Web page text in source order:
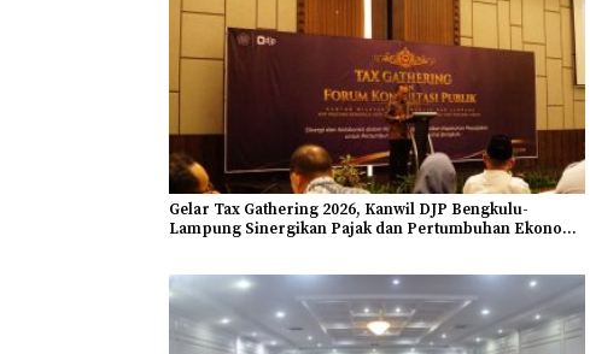
Gelar Tax Gathering 2026, Kanwil DJP Bengkulu-
Lampung Sinergikan Pajak dan Pertumbuhan Ekonomi